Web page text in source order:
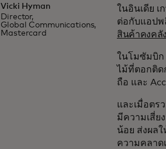
Vicki Hyman
Director,
Global Communications,
Mastercard
ในอินเดีย เ
ต่อกับแอปพ
สินค้าคงคลั
ในโมซัมบิก
ไม้ที่ตอกติด
ถือ และ
และเมื่อตร
มีความเสี่ย
น้อย ส่งผล
ความคลาด